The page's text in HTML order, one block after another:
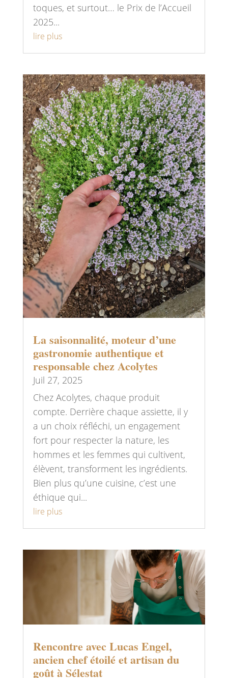
toques, et surtout… le Prix de l’Accueil
2025...
lire plus
La saisonnalité, moteur d’une
gastronomie authentique et
responsable chez Acolytes
Juil 27, 2025
Chez Acolytes, chaque produit
compte. Derrière chaque assiette, il y
a un choix réfléchi, un engagement
fort pour respecter la nature, les
hommes et les femmes qui cultivent,
élèvent, transforment les ingrédients.
Bien plus qu’une cuisine, c’est une
éthique qui...
lire plus
Rencontre avec Lucas Engel,
ancien chef étoilé et artisan du
goût à Sélestat